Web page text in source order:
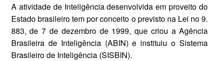
A atividade de Inteligência desenvolvida em proveito do
Estado brasileiro tem por conceito o previsto na Lei no 9.
883, de 7 de dezembro de 1999, que criou a Agência
Brasileira de Inteligência (ABIN) e instituiu o Sistema
Brasileiro de Inteligência (SISBIN).